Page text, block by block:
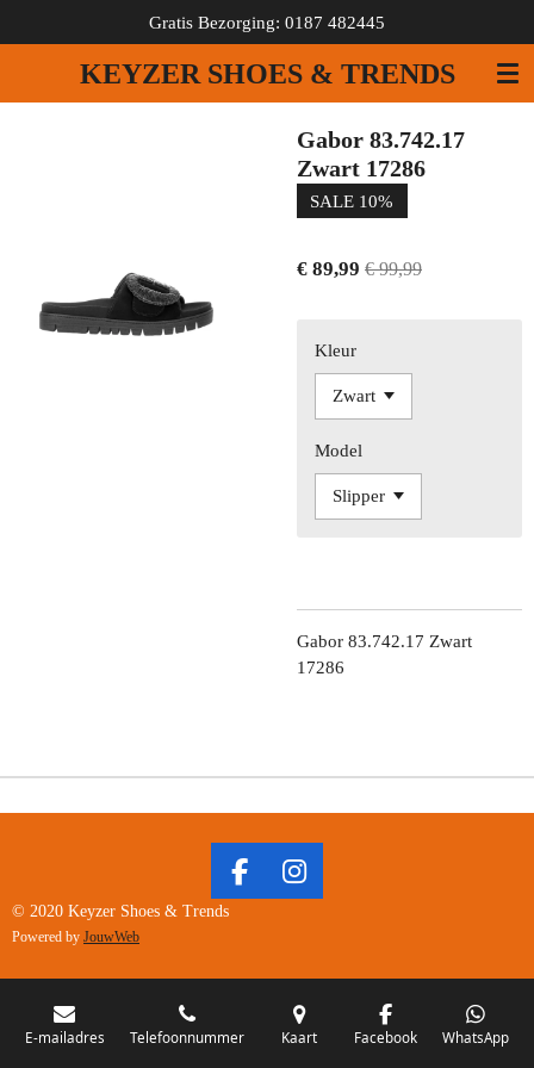
direct
de
KEYZER SHOES & TRENDS
Gratis Bezorging: 0187 482445
Gabor 83.742.17
Zwart 17286
SALE 10%
€ 89,99 € 99,99
Kleur
Model
Gabor 83.742.17 Zwart
17286
F
B
O
I
A
G
R
© 2020 Keyzer Shoes & Trends
Powered by JouwWeb
E-mailadres Telefoonnummer Kaart Facebook WhatsApp